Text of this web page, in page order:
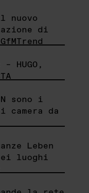
nuovo
di
HUGO,
sono i
da
Leben
luoghi